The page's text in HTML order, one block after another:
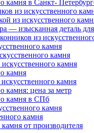
камня в Санкт-
из искусственного
из искусственного
— изысканная деталь для
из
камня
камня
камня
камня
камня
камня: цена за метр
камня в СПб
камня
камня
от производителя